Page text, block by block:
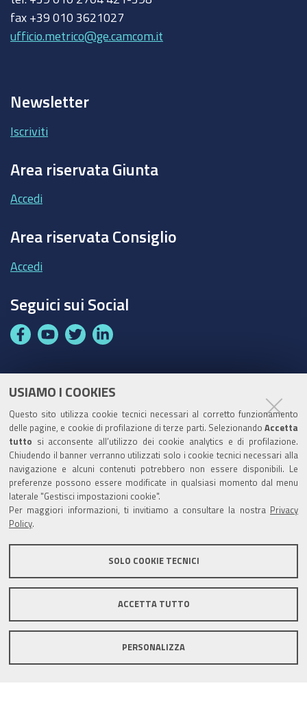
USIAMO I COOKIES
Questo sito utilizza cookie tecnici necessari al corretto funzionamento
delle pagine, e cookie di profilazione di terze parti. Selezionando Accetta
tutto si acconsente all’utilizzo dei cookie analytics e di profilazione.
Chiudendo il banner verranno utilizzati solo i cookie tecnici necessari alla
navigazione e alcuni contenuti potrebbero non essere disponibili. Le
preferenze possono essere modificate in qualsiasi momento dal menu
laterale "Gestisci impostazioni cookie".
Per maggiori informazioni, ti invitiamo a consultare la nostra
Privacy
Policy
SOLO COOKIE TECNICI
ACCETTA TUTTO
PERSONALIZZA
fax +39 010 3621027
ufficio.metrico@ge.camcom.it
Newsletter
Iscriviti
Area riservata Giunta
Accedi
Area riservata Consiglio
Accedi
Seguici sui Social
F
e
o
o
k
Y
t
b
e
T
t
e
r
L
k
d
I
n
Codice Univoco Ufficio:UF1SDE
I soggetti privati potranno effettuare i pagamenti
tramite PagoPA con Modalità diretta o con Avviso di
pagamento al seguente linkPaga con PagoPA
Codice IBAN per le pubbliche amministrazioni
Banca D’Italia: IT96Z0100004306TU0000007079
Mappa del sito Privacy policy
Note legali
Area riservata Credits